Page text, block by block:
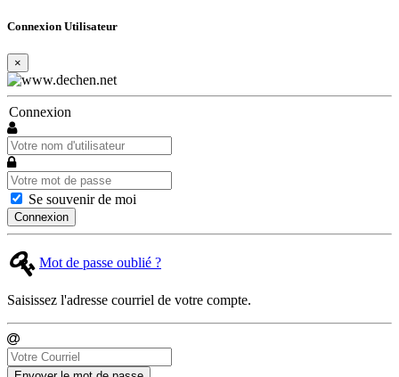
Connexion Utilisateur
×
Connexion
Se souvenir de moi
Connexion
Mot de passe oublié ?
Saisissez l'adresse courriel de votre compte.